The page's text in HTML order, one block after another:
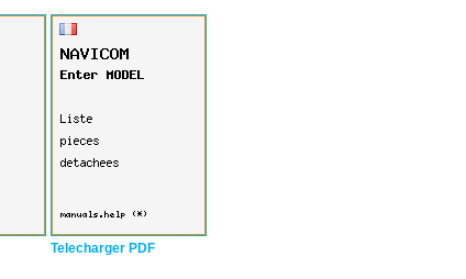
Telecharger PDF